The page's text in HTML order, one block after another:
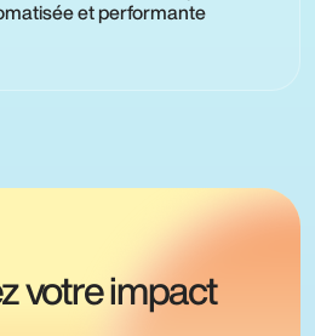
et performante
votre impact